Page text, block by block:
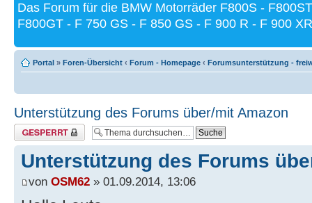
Das Forum für die BMW Motorräder F800S -
F800GT - F 750 GS - F 850 GS - F 900 R - F 900
Portal » Foren-Übersicht ‹ Forum - Homepage ‹ Forumsunterstützung -
Unterstützung des Forums über/mit Amazon
Thema gesperrt
Unterstützung des Forums
von OSM62 » 01.09.2014, 13:06